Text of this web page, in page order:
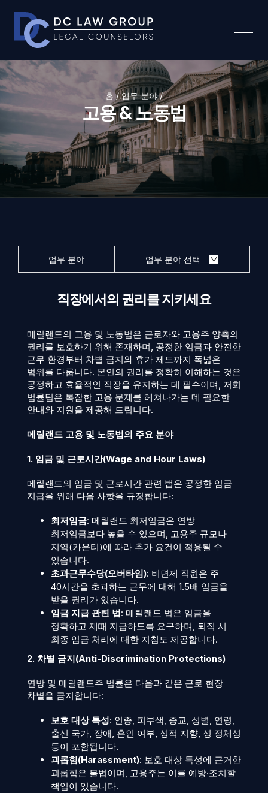
홈 / 업무 분야 /
고용 & 노동법
업무 분야 업무 분야 선택
직장에서의 권리를 지키세요
메릴랜드의 고용 및 노동법은 근로자와 고용주 양측의
권리를 보호하기 위해 존재하며, 공정한 임금과 안전한
근무 환경부터 차별 금지와 휴가 제도까지 폭넓은
범위를 다룹니다. 본인의 권리를 정확히 이해하는 것은
공정하고 효율적인 직장을 유지하는 데 필수이며, 저희
법률팀은 복잡한 고용 문제를 헤쳐나가는 데 필요한
안내와 지원을 제공해 드립니다.
메릴랜드 고용 및 노동법의 주요 분야
1. 임금 및 근로시간(Wage and Hour Laws)
메릴랜드의 임금 및 근로시간 관련 법은 공정한 임금
지급을 위해 다음 사항을 규정합니다:
최저임금: 메릴랜드 최저임금은 연방
최저임금보다 높을 수 있으며, 고용주 규모나
지역(카운티)에 따라 추가 요건이 적용될 수
있습니다.
초과근무수당(오버타임): 비면제 직원은 주
40시간을 초과하는 근무에 대해 1.5배 임금을
받을 권리가 있습니다.
임금 지급 관련 법: 메릴랜드 법은 임금을
정확하고 제때 지급하도록 요구하며, 퇴직 시
최종 임금 처리에 대한 지침도 제공합니다.
2. 차별 금지(Anti-Discrimination Protections)
연방 및 메릴랜드주 법률은 다음과 같은 근로 현장
차별을 금지합니다:
보호 대상 특성: 인종, 피부색, 종교, 성별, 연령,
출신 국가, 장애, 혼인 여부, 성적 지향, 성 정체성
등이 포함됩니다.
괴롭힘(Harassment): 보호 대상 특성에 근거한
괴롭힘은 불법이며, 고용주는 이를 예방·조치할
책임이 있습니다.